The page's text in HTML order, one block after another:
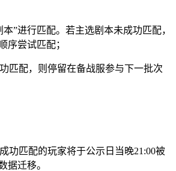
”进行匹配。若主选剧本未成功匹配，
序尝试匹配；
匹配，则停留在备战服参与下一批次
功匹配的玩家将于公示日当晚21:00被
据迁移。